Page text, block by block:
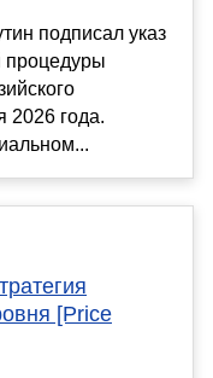
подписал указ
2026 года.
[Price